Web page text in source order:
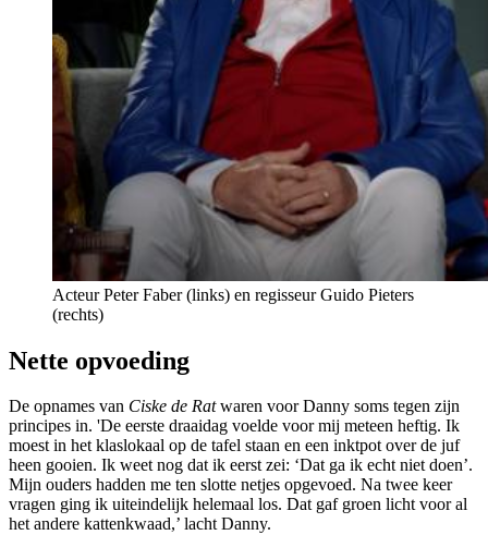
Acteur Peter Faber (links) en regisseur Guido Pieters
(rechts)
Nette opvoeding
De opnames van Ciske de Ratwaren voor Danny soms tegen zijn
principes in. 'De eerste draaidag voelde voor mij meteen heftig. Ik
moest in het klaslokaal op de tafel staan en een inktpot over de juf
heen gooien. Ik weet nog dat ik eerst zei: ‘Dat ga ik echt niet doen’.
Mijn ouders hadden me ten slotte netjes opgevoed. Na twee keer
vragen ging ik uiteindelijk helemaal los. Dat gaf groen licht voor al
het andere kattenkwaad,’ lacht Danny.